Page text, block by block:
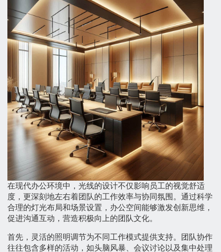
在现代办公环境中，光线的设计不仅影响员工的视觉舒适
度，更深刻地左右着团队的工作效率与协同氛围。通过科学
合理的灯光布局和场景设置，办公空间能够激发创新思维，
促进沟通互动，营造积极向上的团队文化。
首先，灵活的照明调节为不同工作模式提供支持。团队协作
往往包含多样的活动，如头脑风暴、会议讨论以及集中处理